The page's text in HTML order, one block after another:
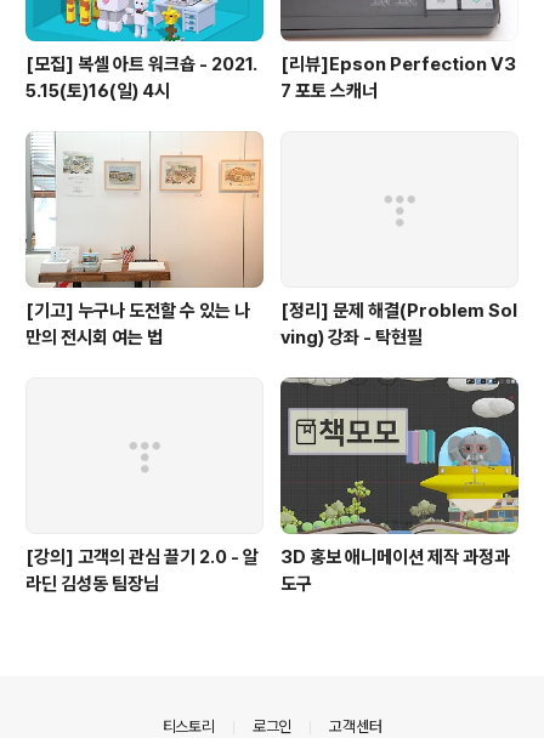
[모집] 복셀 아트 워크숍 - 2021.
5.15(토)16(일) 4시
[리뷰]Epson Perfection V3
7 포토 스캐너
[기고] 누구나 도전할 수 있는 나
만의 전시회 여는 법
[정리] 문제 해결(Problem Sol
ving) 강좌 - 탁현필
[강의] 고객의 관심 끌기 2.0 - 알
라딘 김성동 팀장님
3D 홍보 애니메이션 제작 과정과
도구
티스토리 로그인 고객센터